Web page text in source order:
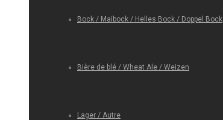
Bock / Maibock / Helles Bock / Doppel Bock
Bière de blé / Wheat Ale / Weizen
Lager / Autre